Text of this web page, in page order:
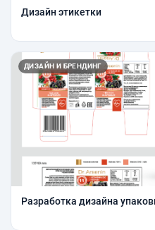
Дизайн этикетки
ДИЗАЙН И БРЕНДИНГ
Разработка дизайна